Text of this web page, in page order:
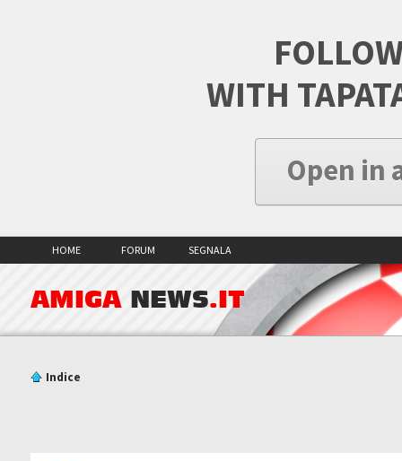
WITH
Open in
HOME FORUM SEGNALA
AMIGA NEWS.IT
Indice